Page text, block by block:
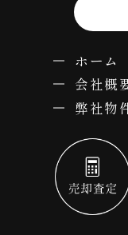
ホーム
会社概
弊社物